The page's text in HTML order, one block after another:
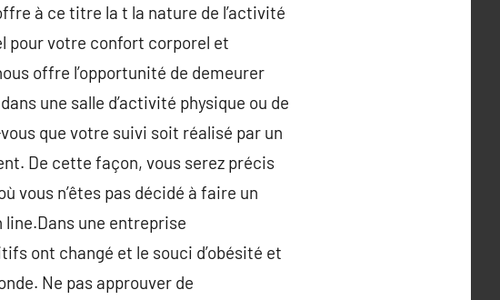
à ce titre la t la nature de l’activité
pour votre confort corporel et
offre l’opportunité de demeurer
une salle d’activité physique ou de
que votre suivi soit réalisé par un
De cette façon, vous serez précis
vous n’êtes pas décidé à faire un
une entreprise
ont changé et le souci d’obésité et
Ne pas approuver de